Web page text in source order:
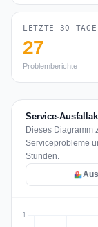
LETZTE 30 TAGE
27
Problemberichte
Service-
Dieses Diagramm
Serviceprobleme
Stunden.